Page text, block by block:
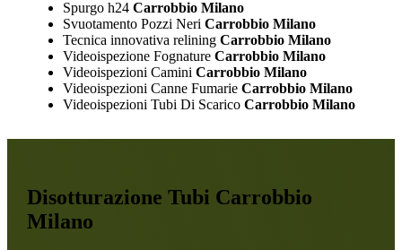
Spurgo h24Carrobbio Milano
Svuotamento Pozzi Neri Carrobbio Milano
Tecnica innovativa reliningCarrobbio Milano
Videoispezione FognatureCarrobbio Milano
Videoispezioni Camini Carrobbio Milano
Videoispezioni Canne FumarieCarrobbio Milano
Videoispezioni Tubi Di ScaricoCarrobbio Milano
Disotturazione Tubi Carrobbio
Milano